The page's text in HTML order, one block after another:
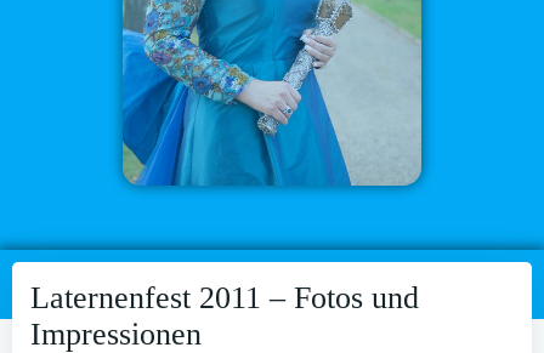
Laternenfest 2011 – Fotos und
Impressionen